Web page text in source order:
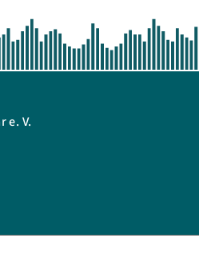
e. V.